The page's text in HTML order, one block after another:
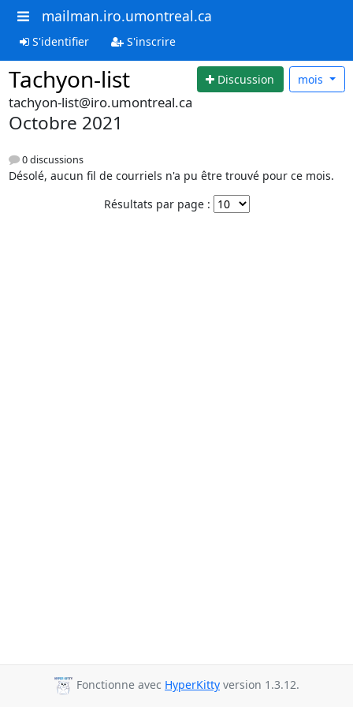
mailman.iro.umontreal.ca
S'identifier S'inscrire
Tachyon-list Discussion mois
tachyon-list@iro.umontreal.ca
Octobre 2021
0 discussions
Désolé, aucun fil de courriels n'a pu être trouvé pour ce mois.
Résultats par page :
Fonctionne avec HyperKitty version 1.3.12.